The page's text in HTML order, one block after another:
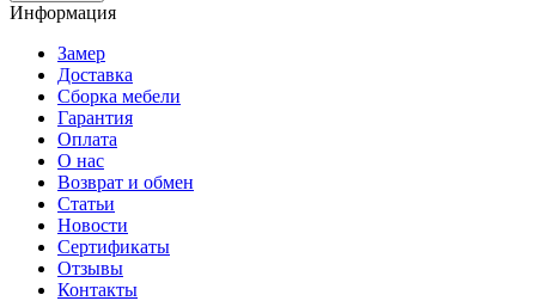
Информация
Замер
Доставка
Сборка мебели
Гарантия
Оплата
О нас
Возврат и обмен
Статьи
Новости
Сертификаты
Отзывы
Контакты